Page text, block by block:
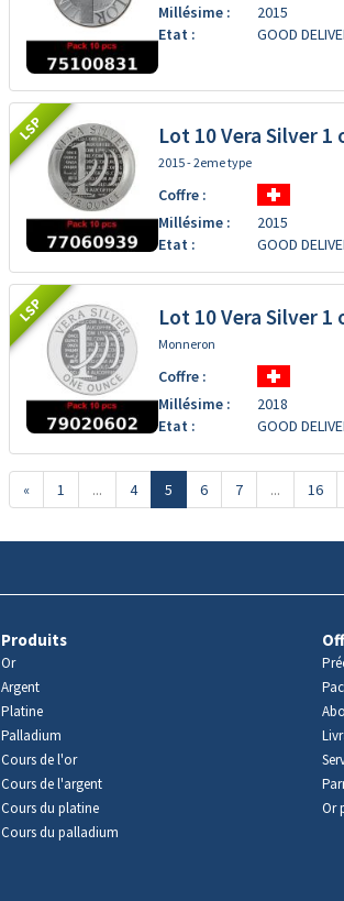
Millésime :
2015
Etat :
GOOD
LSP Lot 10 Vera Silver 1
2015 - 2eme type
Coffre :
Millésime :
2015
Etat :
GOOD
LSP Lot 10 Vera Silver 1
Monneron
Coffre :
Millésime :
2018
Etat :
GOOD
« 1 ... 4 5 6 7 ... 16
Produits
Or
Argent
Platine
Palladium
Cours de l'or
Cours de l'argent
Cours du platine
Cours du palladium
Or